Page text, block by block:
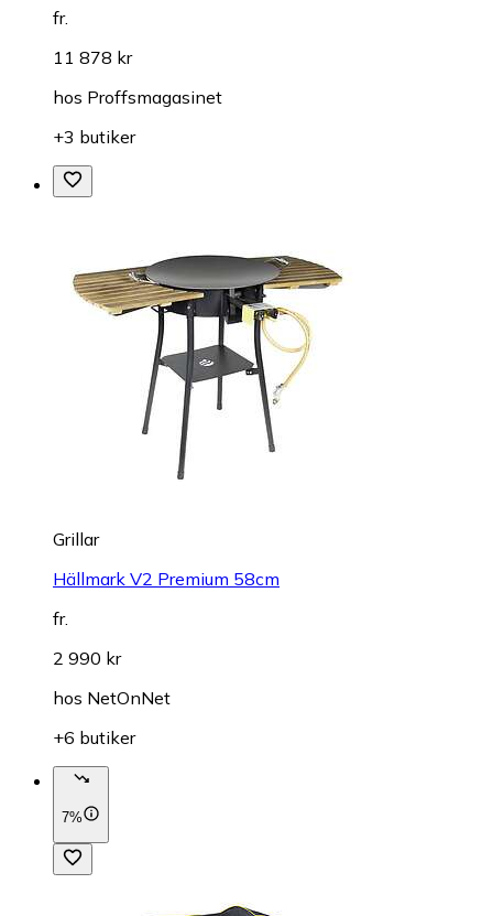
fr.
11 878 kr
hos Proffsmagasinet
+3 butiker
Grillar
Hällmark V2 Premium 58cm
fr.
2 990 kr
hos NetOnNet
+6 butiker
7%